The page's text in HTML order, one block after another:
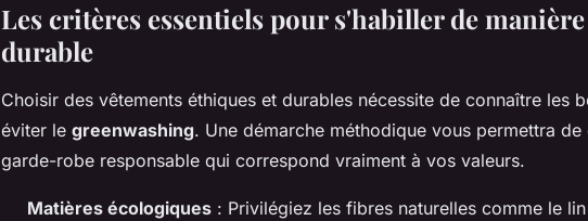
Les critères essentiels pour s'habiller de
durable
Choisir des vêtements éthiques et durables nécessite de connaître les
éviter le greenwashing. Une démarche méthodique vous permettra de
garde-robe responsable qui correspond vraiment à vos valeurs.
Matières écologiques : Privilégiez les fibres naturelles comme le